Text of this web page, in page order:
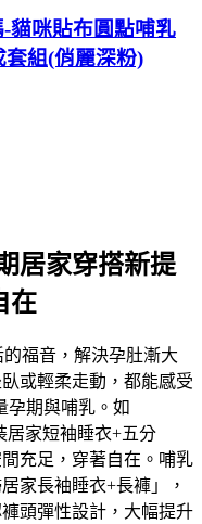
貓咪貼布圓點哺乳
組(俏麗深粉)
居家穿搭新提
在
福音，解決孕肚漸大
或輕柔走動，都能感受
孕期與哺乳。如
居家短袖睡衣+五分
充足，穿著自在。哺乳
家長袖睡衣+長褲」，
頭彈性設計，大幅提升